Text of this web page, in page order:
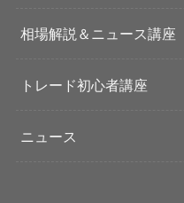
相場解説＆ニュース講座
トレード初心者講座
ニュース